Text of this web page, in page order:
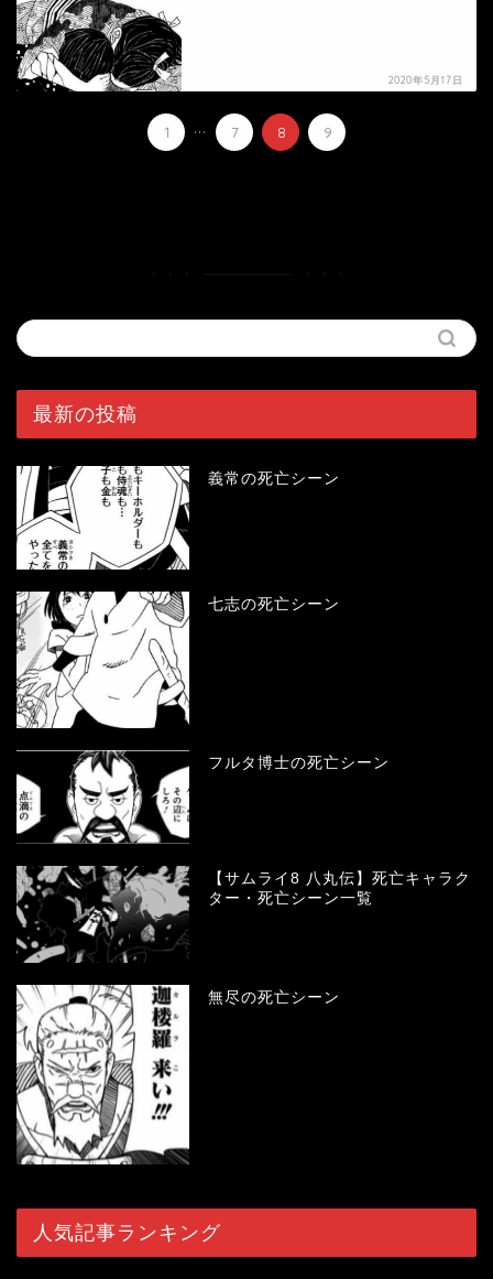
2020年5月17日
1 ... 7 8 9
最新の投稿
義常の死亡シーン
七志の死亡シーン
フルタ博士の死亡シーン
【サムライ8 八丸伝】死亡キャラク
ター・死亡シーン一覧
無尽の死亡シーン
人気記事ランキング